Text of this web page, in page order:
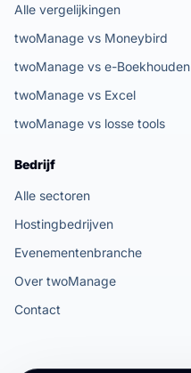
Alle vergelijkingen
twoManage vs Moneybird
twoManage vs e-Boekhouden
twoManage vs Excel
twoManage vs losse tools
Bedrijf
Alle sectoren
Hostingbedrijven
Evenementenbranche
Over twoManage
Contact